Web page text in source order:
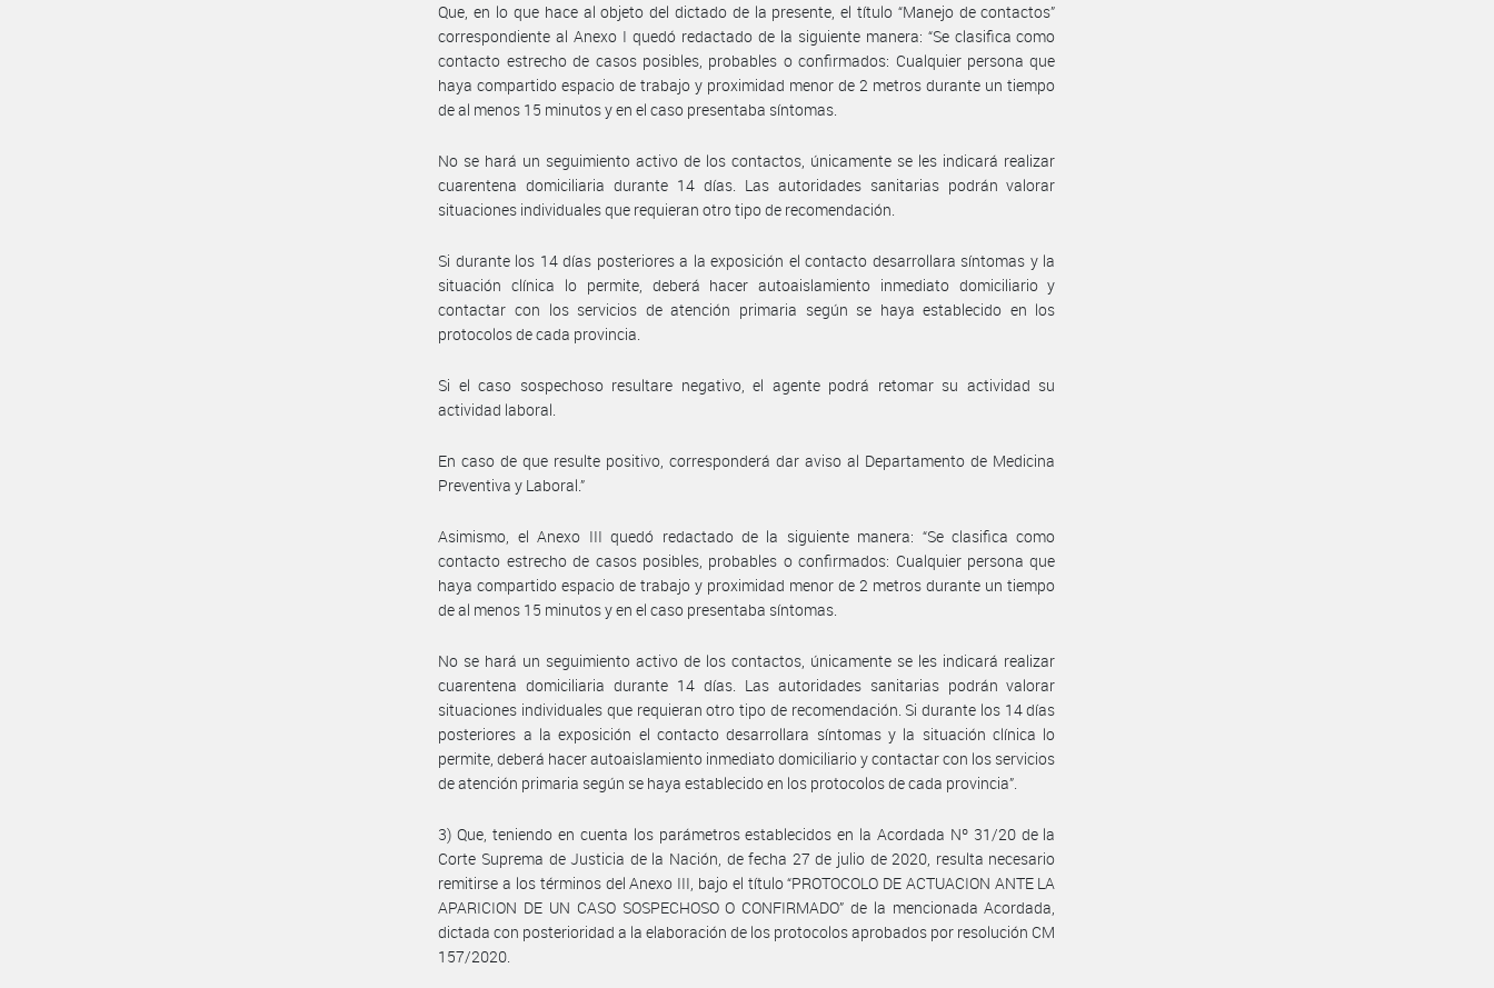
Que, en lo que hace al objeto del dictado de la presente, el título “Manejo de contactos”
correspondiente al Anexo I quedó redactado de la siguiente manera: “Se clasifica como
contacto estrecho de casos posibles, probables o confirmados: Cualquier persona que
haya compartido espacio de trabajo y proximidad menor de 2 metros durante un tiempo
de al menos 15 minutos y en el caso presentaba síntomas.
No se hará un seguimiento activo de los contactos, únicamente se les indicará realizar
cuarentena domiciliaria durante 14 días. Las autoridades sanitarias podrán valorar
situaciones individuales que requieran otro tipo de recomendación.
Si durante los 14 días posteriores a la exposición el contacto desarrollara síntomas y la
situación clínica lo permite, deberá hacer autoaislamiento inmediato domiciliario y
contactar con los servicios de atención primaria según se haya establecido en los
protocolos de cada provincia.
Si el caso sospechoso resultare negativo, el agente podrá retomar su actividad su
actividad laboral.
En caso de que resulte positivo, corresponderá dar aviso al Departamento de Medicina
Preventiva y Laboral.”
Asimismo, el Anexo III quedó redactado de la siguiente manera: “Se clasifica como
contacto estrecho de casos posibles, probables o confirmados: Cualquier persona que
haya compartido espacio de trabajo y proximidad menor de 2 metros durante un tiempo
de al menos 15 minutos y en el caso presentaba síntomas.
No se hará un seguimiento activo de los contactos, únicamente se les indicará realizar
cuarentena domiciliaria durante 14 días. Las autoridades sanitarias podrán valorar
situaciones individuales que requieran otro tipo de recomendación. Si durante los 14 días
posteriores a la exposición el contacto desarrollara síntomas y la situación clínica lo
permite, deberá hacer autoaislamiento inmediato domiciliario y contactar con los servicios
de atención primaria según se haya establecido en los protocolos de cada provincia”.
3) Que, teniendo en cuenta los parámetros establecidos en la Acordada Nº 31/20 de la
Corte Suprema de Justicia de la Nación, de fecha 27 de julio de 2020, resulta necesario
remitirse a los términos del Anexo III, bajo el título “PROTOCOLO DE ACTUACION ANTE LA
APARICION DE UN CASO SOSPECHOSO O CONFIRMADO” de la mencionada Acordada,
dictada con posterioridad a la elaboración de los protocolos aprobados por resolución CM
157/2020.